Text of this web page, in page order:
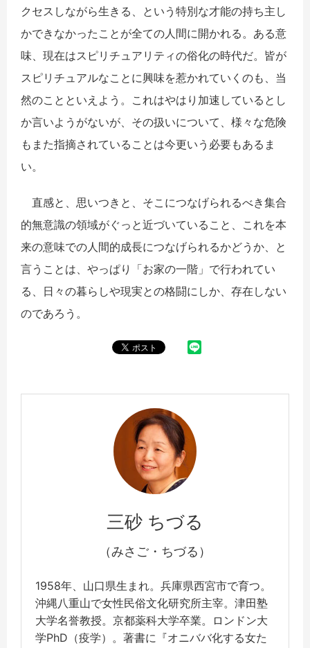
クセスしながら生きる、という特別な才能の持ち主し
かできなかったことが全ての人間に開かれる。ある意
味、現在はスピリチュアリティの俗化の時代だ。皆が
スピリチュアルなことに興味を惹かれていくのも、当
然のことといえよう。これはやはり加速しているとし
か言いようがないが、その扱いについて、様々な危険
もまた指摘されていることは今更いう必要もあるま
い。
直感と、思いつきと、そこにつなげられるべき集合
的無意識の領域がぐっと近づいていること、これを本
来の意味での人間的成長につなげられるかどうか、と
言うことは、やっぱり「お家の一階」で行われてい
る、日々の暮らしや現実との格闘にしか、存在しない
のであろう。
三砂 ちづる
（みさご・ちづる）
1958年、山口県生まれ。兵庫県西宮市で育つ。
沖縄八重山で女性民俗文化研究所主宰。津田塾
大学名誉教授。京都薬科大学卒業。ロンドン大
学PhD（疫学）。著書に『オニババ化する女た